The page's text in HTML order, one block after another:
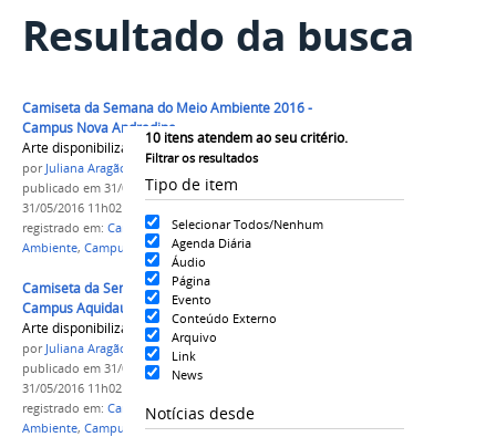
Resultado da busca
10 itens atendem ao seu critério.
Filtrar os resultados
Tipo de item
Selecionar Todos/Nenhum
Agenda Diária
Áudio
Página
Evento
Conteúdo Externo
Arquivo
Link
News
Notícias desde
Camiseta da Semana do Meio Ambiente 2016 -
Campus Nova Andradina
Arte disponibilizada ao campus.
por Juliana Aragão
publicado em 31/05/2016—última modificação
31/05/2016 11h02
registrado em: Camiseta
Semana do Meio
Ambiente, Campus Nova Andradina
Camiseta da Semana do Meio Ambiente 2016 -
Campus Aquidauana
Arte disponibilizada ao campus.
por Juliana Aragão
publicado em 31/05/2016 —
31/05/2016 11h02
registrado em: Camiseta ,Semana do Meio
Ambiente, Campus Aquidauana